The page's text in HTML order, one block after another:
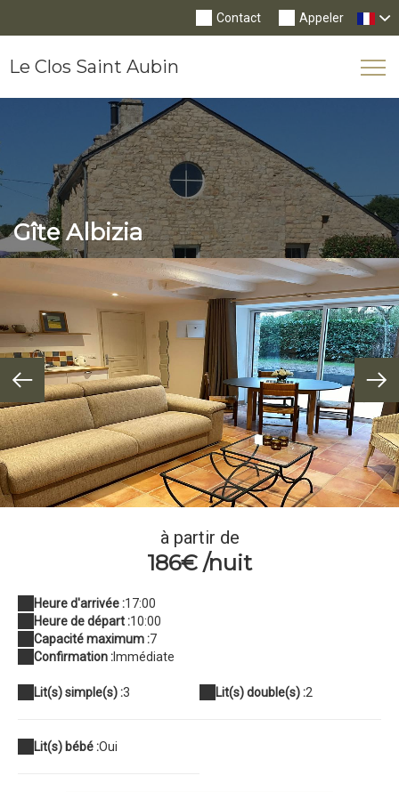
Appeler
Contact
Le Clos Saint Aubin
Gîte Albizia
IMG_6464
à partir de
186€ /nuit
Heure d'arrivée :17:00
Heure de départ :10:00
Capacité maximum :7
Confirmation :Immédiate
Lit(s) simple(s) :3 Lit(s) double(s) :2
Lit(s) bébé :Oui